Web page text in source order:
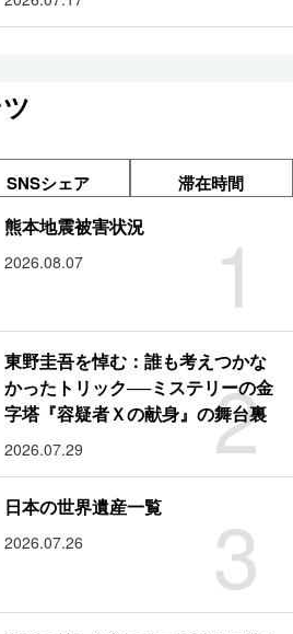
SNSシェア 滞在時間
1
熊本地震被害状況
2026.08.07
2
東野圭吾を悼む：誰も考えつかな
かったトリック──ミステリーの金
字塔『容疑者Ｘの献身』の舞台裏
2026.07.29
3
日本の世界遺産一覧
2026.07.26